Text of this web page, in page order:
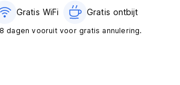
Gratis WiFi Gratis ontbijt‎
dagen vooruit voor gratis annulering.